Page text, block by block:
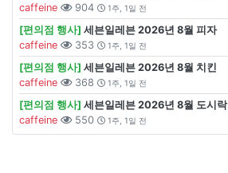
caffeine
904 1주, 1일 전
[편의점 행사] 세븐일레븐 2026년 8월 피자
caffeine
353 1주, 1일 전
[편의점 행사] 세븐일레븐 2026년 8월 치킨
caffeine
368 1주, 1일 전
[편의점 행사] 세븐일레븐 2026년 8월 도시락
caffeine
550 1주, 1일 전